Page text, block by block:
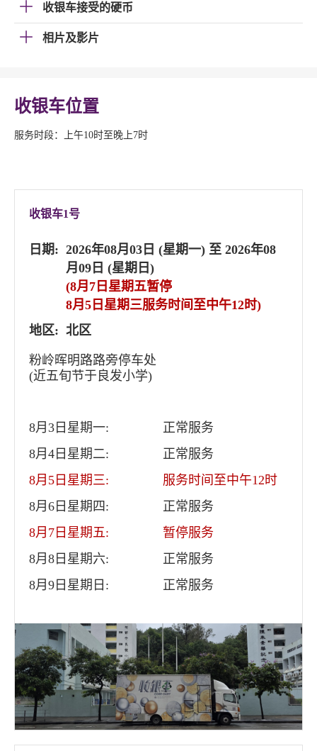
收银车接受的硬币
相片及影片
收银车位置
服务时段：上午10时至晚上7时
收银车1号
日期: 2026年08月03日 (星期一) 至 2026年08
月09日 (星期日)
(8月7日星期五暂停
8月5日星期三服务时间至中午12时)
地区: 北区
粉岭晖明路路旁停车处
(近五旬节于良发小学)
8月3日星期一:
正常服务
8月4日星期二:
正常服务
8月5日星期三:
服务时间至中午12时
8月6日星期四:
正常服务
8月7日星期五:
暂停服务
8月8日星期六:
正常服务
8月9日星期日:
正常服务